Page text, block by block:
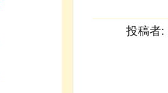
投稿者: